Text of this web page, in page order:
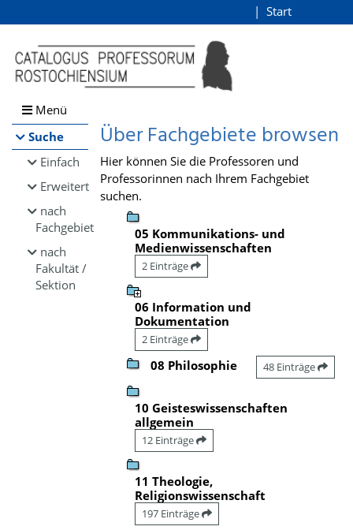
Browsen
direkt zum Inhalt
Start
Menü
Suche
Einfach
Erweitert
nach
Fachgebiet
nach
Fakultät /
Sektion
Über Fachgebiete browsen
Hier können Sie die Professoren und
Professorinnen nach Ihrem Fachgebiet
suchen.
05 Kommunikations- und
Medienwissenschaften
2 Einträge
06 Information und
Dokumentation
2 Einträge
08 Philosophie 48 Einträge
10 Geisteswissenschaften
allgemein
12 Einträge
11 Theologie,
Religionswissenschaft
197 Einträge